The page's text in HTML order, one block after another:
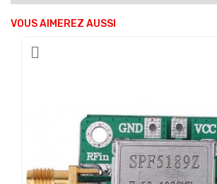
VOUS AIMEREZ AUSSI